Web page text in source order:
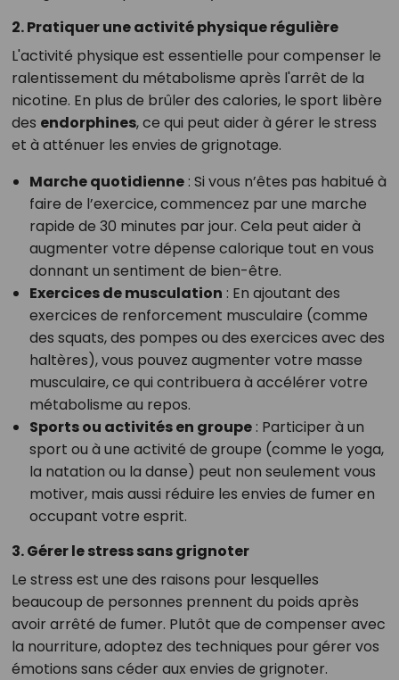
2. Pratiquer une activité physique régulière
L'activité physique est essentielle pour compenser le
ralentissement du métabolisme après l'arrêt de la
nicotine. En plus de brûler des calories, le sport libère
des endorphines, ce qui peut aider à gérer le stress
et à atténuer les envies de grignotage.
Marche quotidienne: Si vous n’êtes pas habitué à
faire de l’exercice, commencez par une marche
rapide de 30 minutes par jour. Cela peut aider à
augmenter votre dépense calorique tout en vous
donnant un sentiment de bien-être.
Exercices de musculation : En ajoutant des
exercices de renforcement musculaire (comme
des squats, des pompes ou des exercices avec des
haltères), vous pouvez augmenter votre masse
musculaire, ce qui contribuera à accélérer votre
métabolisme au repos.
Sports ou activités en groupe: Participer à un
sport ou à une activité de groupe (comme le yoga,
la natation ou la danse) peut non seulement vous
motiver, mais aussi réduire les envies de fumer en
occupant votre esprit.
3. Gérer le stress sans grignoter
Le stress est une des raisons pour lesquelles
beaucoup de personnes prennent du poids après
avoir arrêté de fumer. Plutôt que de compenser avec
la nourriture, adoptez des techniques pour gérer vos
émotions sans céder aux envies de grignoter.